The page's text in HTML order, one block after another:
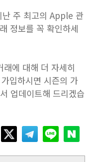
난 주 최고의 Apple 관
정보를 꼭 확인하세
에 대해 더 자세히
입하시면 시즌의 가
업데이트해 드리겠습